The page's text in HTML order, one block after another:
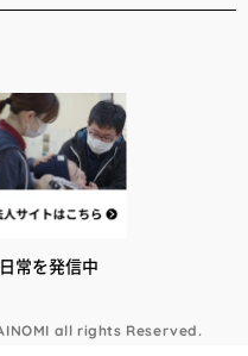
常を発信中
all rights Reserved.